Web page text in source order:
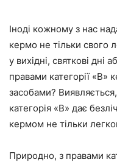
Іноді кожному з нас
кермо не тільки свого
у вихідні, святкові дні
правами категорії «В»
засобами?
категорія «В» дає
кермом не тільки
Природно, з правами